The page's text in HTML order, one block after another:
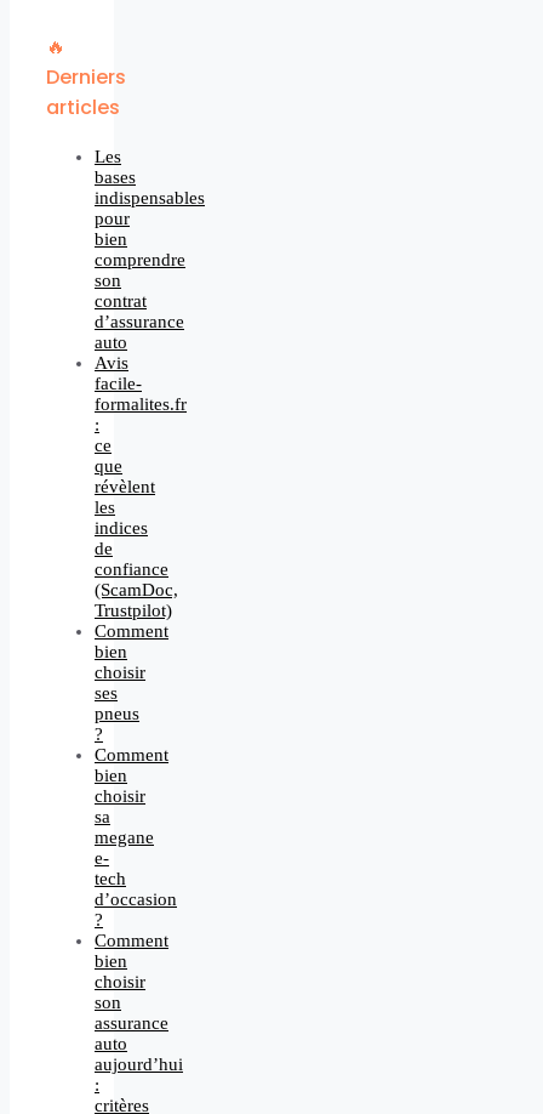
🔥
Derniers
articles
Les
bases
indispensables
pour
bien
comprendre
son
contrat
d’assurance
auto
Avis
facile-
formalites.fr
:
ce
que
révèlent
les
indices
de
confiance
(ScamDoc,
Trustpilot)
Comment
bien
choisir
ses
pneus
?
Comment
bien
choisir
sa
megane
e-
tech
d’occasion
?
Comment
bien
choisir
son
assurance
auto
aujourd’hui
:
critères